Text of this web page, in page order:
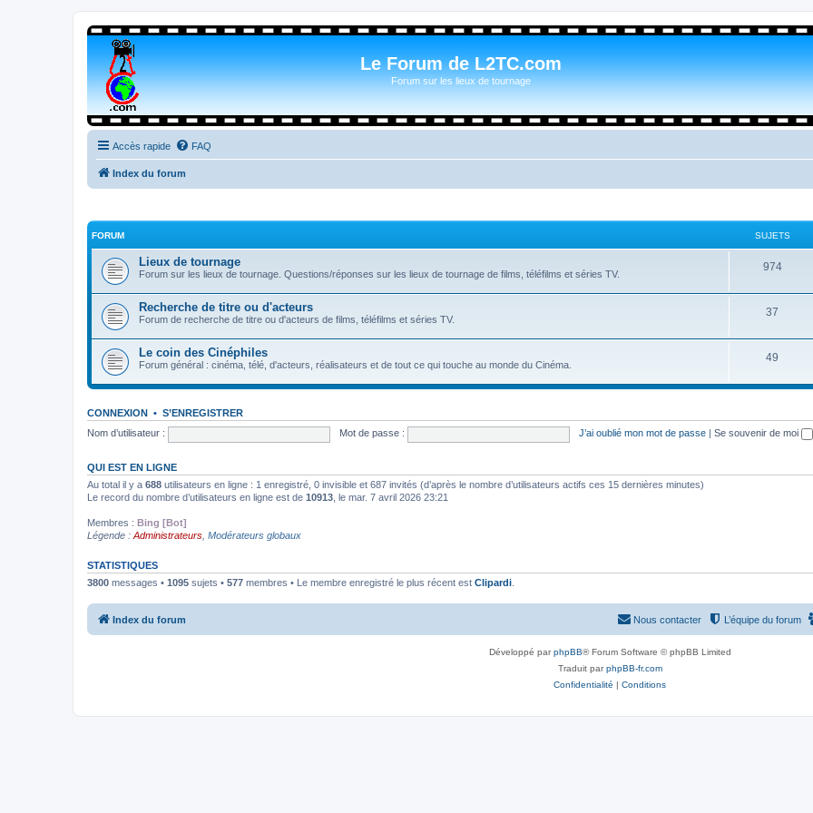
Le Forum de L2TC.com
Forum sur les lieux de tournage
Accès rapide FAQ
Index du forum
FORUM SUJETS
Lieux de tournage
Forum sur les lieux de tournage. Questions/réponses sur les lieux de tournage de films, téléfilms et séries TV.
974
Recherche de titre ou d'acteurs
Forum de recherche de titre ou d'acteurs de films, téléfilms et séries TV.
37
Le coin des Cinéphiles
Forum général : cinéma, télé, d'acteurs, réalisateurs et de tout ce qui touche au monde du Cinéma.
49
CONNEXION • S’ENREGISTRER
Nom d’utilisateur :
Mot de passe : J’ai oublié mon mot de passe Se souvenir de moi
QUI EST EN LIGNE
Au total il y a 688 utilisateurs en ligne : 1 enregistré, 0 invisible et 687 invités (d’après le nombre d’utilisateurs actifs ces 15 dernières minutes)
Le record du nombre d’utilisateurs en ligne est de 10913 , le mar. 7 avril 2026 23:21
Membres : Bing [Bot]
Légende : Administrateurs Modérateurs globaux
STATISTIQUES
3800 messages • 1095 sujets • 577 membres • Le membre enregistré le plus récent est Clipardi
Index du forum L’équipe du forum
Nous contacter
Développé parphpBB® Forum Software © phpBB Limited
Traduit parphpBB-fr.com
Confidentialité | Conditions